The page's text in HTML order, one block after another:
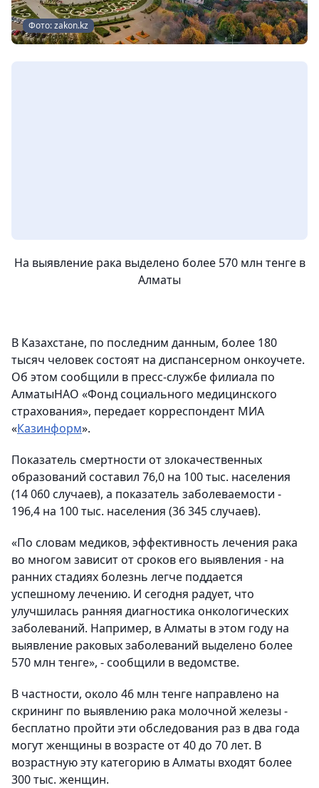
Фото: zakon.kz
На выявление рака выделено более 570 млн тенге в
Алматы
В Казахстане, по последним данным, более 180
тысяч человек состоят на диспансерном онкоучете.
Об этом сообщили в пресс-службе филиала по
АлматыНАО «Фонд социального медицинского
страхования», передает корреспондент МИА
«Казинформ».
Показатель смертности от злокачественных
образований составил 76,0 на 100 тыс. населения
(14 060 случаев), а показатель заболеваемости -
196,4 на 100 тыс. населения (36 345 случаев).
«По словам медиков, эффективность лечения рака
во многом зависит от сроков его выявления - на
ранних стадиях болезнь легче поддается
успешному лечению. И сегодня радует, что
улучшилась ранняя диагностика онкологических
заболеваний. Например, в Алматы в этом году на
выявление раковых заболеваний выделено более
570 млн тенге», - сообщили в ведомстве.
В частности, около 46 млн тенге направлено на
скрининг по выявлению рака молочной железы -
бесплатно пройти эти обследования раз в два года
могут женщины в возрасте от 40 до 70 лет. В
возрастную эту категорию в Алматы входят более
300 тыс. женщин.